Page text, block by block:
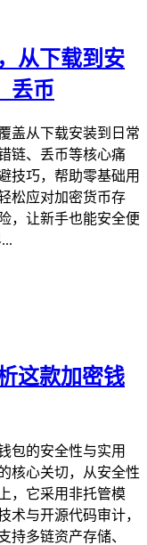
从下载到安
丢币
盖从下载安装到日常
链、丢币等核心痛
技巧，帮助零基础用
松应对加密货币存
，让新手也能安全便
这款加密钱
包的安全性与实用
核心关切，从安全性
，它采用非托管模
术与开源代码审计，
持多链资产存储、